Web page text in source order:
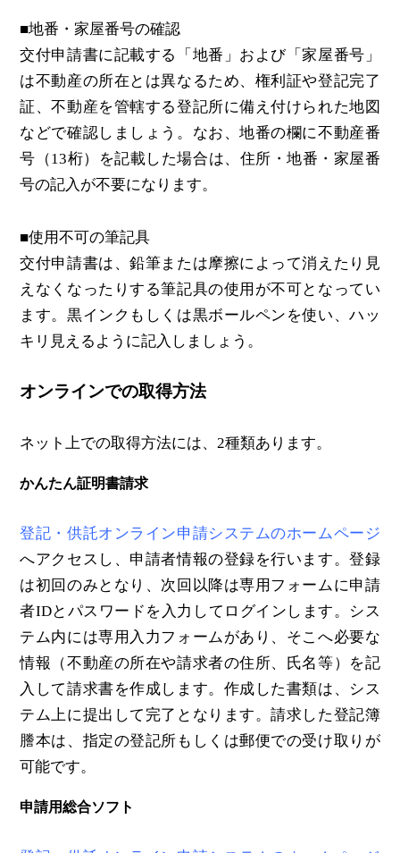
■地番・家屋番号の確認
交付申請書に記載する「地番」および「家屋番号」
は不動産の所在とは異なるため、権利証や登記完了
証、不動産を管轄する登記所に備え付けられた地図
などで確認しましょう。なお、地番の欄に不動産番
号（13桁）を記載した場合は、住所・地番・家屋番
号の記入が不要になります。
■使用不可の筆記具
交付申請書は、鉛筆または摩擦によって消えたり見
えなくなったりする筆記具の使用が不可となってい
ます。黒インクもしくは黒ボールペンを使い、ハッ
キリ見えるように記入しましょう。
オンラインでの取得方法
ネット上での取得方法には、2種類あります。
かんたん証明書請求
登記・供託オンライン申請システムのホームページ
へアクセスし、申請者情報の登録を行います。登録
は初回のみとなり、次回以降は専用フォームに申請
者IDとパスワードを入力してログインします。シス
テム内には専用入力フォームがあり、そこへ必要な
情報（不動産の所在や請求者の住所、氏名等）を記
入して請求書を作成します。作成した書類は、シス
テム上に提出して完了となります。請求した登記簿
謄本は、指定の登記所もしくは郵便での受け取りが
可能です。
申請用総合ソフト